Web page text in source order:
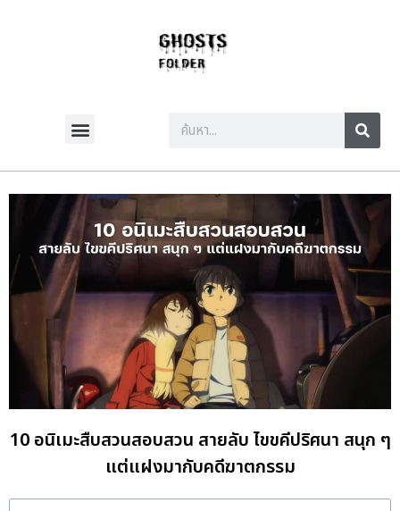
10 อนิเมะสืบสวนสอบสวน สายลับ ไขขคีปริศนา สนุก ๆ
แต่แฝงมากับคดีฆาตกรรม